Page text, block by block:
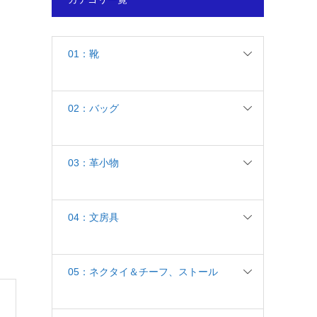
01：靴
02：バッグ
03：革小物
04：文房具
05：ネクタイ＆チーフ、ストール